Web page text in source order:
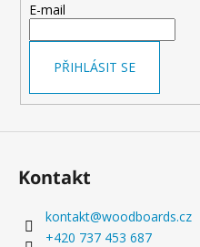
E-mail
PŘIHLÁSIT SE
Kontakt
kontakt@woodboards.cz
+420 737 453 687